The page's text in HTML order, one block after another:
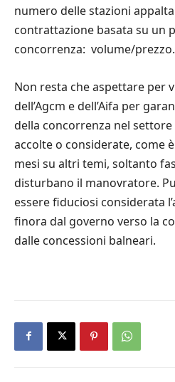
numero delle stazioni
contrattazione basata su un
concorrenza: volume/prezzo.
Non resta che aspettare per
dell’Agcm e dell’Aifa per
della concorrenza nel
accolte o considerate, come
mesi su altri temi, soltanto
disturbano il manovratore.
essere fiduciosi considerata
finora dal governo verso la
dalle concessioni balneari.